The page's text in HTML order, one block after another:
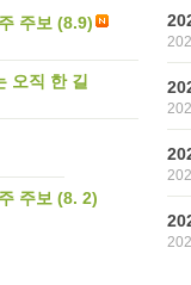
주보 (8.9)
오직 한 길
주보 (8. 2)